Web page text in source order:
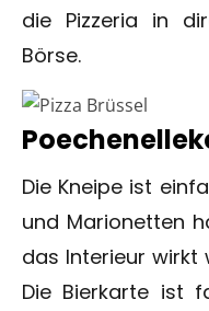
die Pizzeria in
Börse.
Die Kneipe ist
und Marionetten
das Interieur wirkt
Die Bierkarte ist